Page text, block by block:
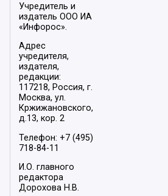
Учредитель и
издатель ООО ИА
«Инфорос».
Адрес
учредителя,
издателя,
редакции:
117218, Россия, г.
Москва, ул.
Кржижановского,
д.13, кор. 2
Телефон: +7 (495)
718-84-11
И.О. главного
редактора
Дорохова Н.В.